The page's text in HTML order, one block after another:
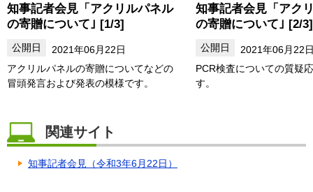
知事記者会見「アクリルパネル
の寄贈について｣ [1/3]
2021年06月22日
アクリルパネルの寄贈についてなどの
冒頭発言および発表の模様です。
知事記者会見「アク
の寄贈について｣ [2/3]
2021年06月22
PCR検査についての質疑
す。
関連サイト
知事記者会見（令和3年6月22日）